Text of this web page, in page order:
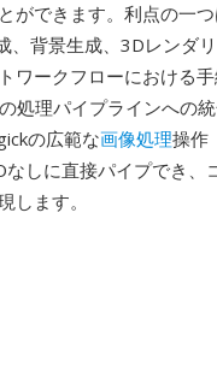
ができます。利点の一
、背景生成、3Dレンダ
ワークフローにおける手
処理パイプラインへの
の広範な画像処理操作
しに直接パイプでき、
ます。